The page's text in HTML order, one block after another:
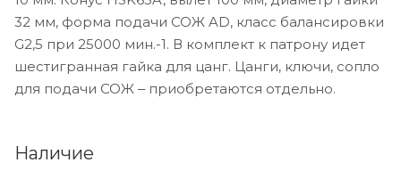
32 мм, форма подачи СОЖ AD, класс балансировки
G2,5 при 25000 мин.-1. В комплект к патрону идет
шестигранная гайка для цанг. Цанги, ключи, сопло
для подачи СОЖ ‒ приобретаются отдельно.
Наличие